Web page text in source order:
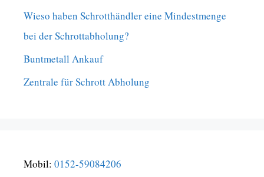
Wieso haben Schrotthändler eine Mindestmenge
bei der Schrottabholung?
Buntmetall Ankauf
Zentrale für Schrott Abholung
Mobil: 0152-59084206